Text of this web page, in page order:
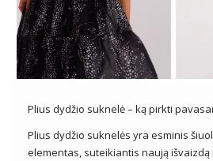
Plius dydžio suknelė – ką pirkti
Plius dydžio suknelės yra esminis
elementas, suteikiantis naują išvaizdą